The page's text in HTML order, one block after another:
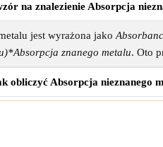
na znalezienie Absorpcja
jest wyrażona jako
znanego metalu. Oto
obliczyć Absorpcja nieznanego